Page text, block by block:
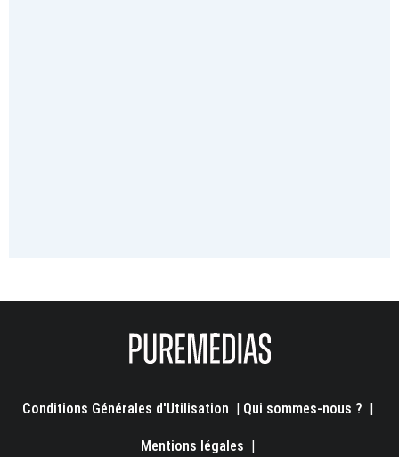
Conditions Générales d'Utilisation Qui sommes-nous ?
Mentions légales